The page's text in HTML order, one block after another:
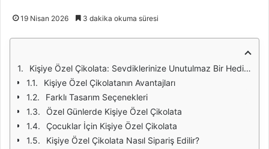
19 Nisan 2026 3 dakika okuma süresi
Kişiye Özel Çikolata: Sevdiklerinize Unutulmaz Bir Hediye
Kişiye Özel Çikolatanın Avantajları
Farklı Tasarım Seçenekleri
Özel Günlerde Kişiye Özel Çikolata
Çocuklar İçin Kişiye Özel Çikolata
Kişiye Özel Çikolata Nasıl Sipariş Edilir?